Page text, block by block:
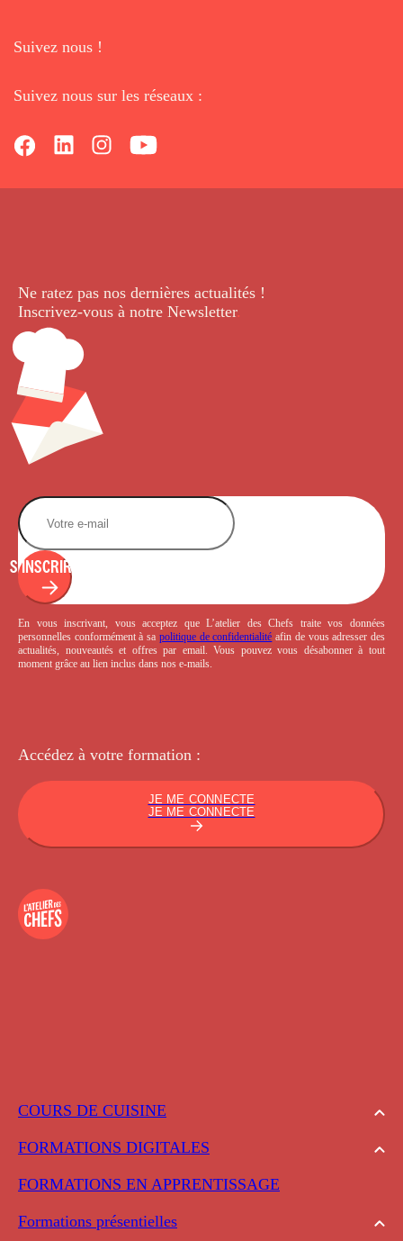
Suivez nous !
Suivez nous sur les réseaux :
COURS DE CUISINE
FORMATIONS DIGITALES
FORMATIONS EN APPRENTISSAGE
Formations présentielles
Ne ratez pas nos dernières actualités !
Inscrivez-vous à notre Newsletter.
S'INSCRIRE
En vous inscrivant, vous acceptez que L’atelier des Chefs traite vos données
personnelles conformément à sa politique de confidentialité afin de vous adresser des
actualités, nouveautés et offres par email. Vous pouvez vous désabonner à tout
moment grâce au lien inclus dans nos e-mails.
Accédez à votre formation :
JE ME CONNECTE
JE ME CONNECTE